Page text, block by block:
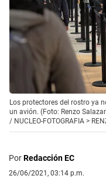
Los protectores del rostro ya
un avión. (Foto: Renzo
/ NUCLEO-FOTOGRAFIA >
PorRedacción EC
26/06/2021, 03:14 p.m.